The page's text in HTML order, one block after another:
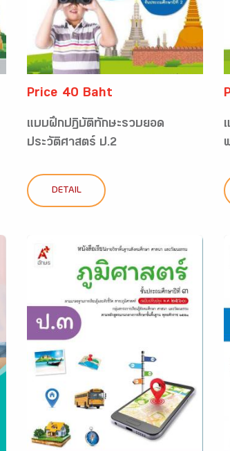
Price 40 Baht
แบบฝึกปฏิบัติทักษะรวบยอด
ประวัติศาสตร์ ป.2
DETAIL